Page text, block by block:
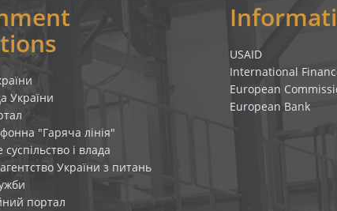
України
"Гаряча лінія"
і влада
України з питань
портал
USAID
International
European
European Bank